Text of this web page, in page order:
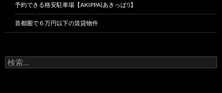
予約できる格安駐車場【AKIPPA(あきっぱ!)】
首都圏で６万円以下の賃貸物件
検
索: